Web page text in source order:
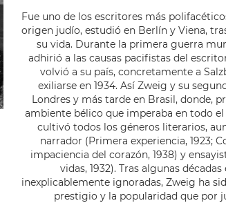
Fue uno de los escritores más
origen judío, estudió en Berlín y Viena,
su vida. Durante la primera gue­rra
adhirió a las causas pacifistas del
volvió a su país, concretamente a
exiliarse en 1934. Así Zweig y su
Londres y más tarde en Brasil, donde,
ambiente bélico que imperaba en todo
cultivó todos los géneros literarios,
narrador (Primera experiencia, 1923;
impaciencia del corazón, 1938) y
vidas, 1932). Tras algunas
inexplicablemente ignoradas, Zweig ha
prestigio y la popularidad que por